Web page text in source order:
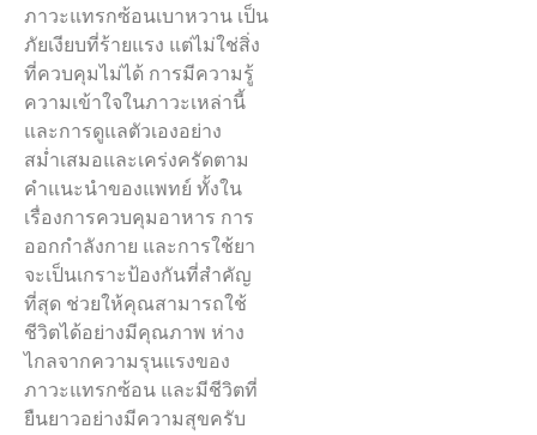
ภาวะแทรกซ้อนเบาหวาน เป็น
ภัยเงียบที่ร้ายแรง แต่ไม่ใช่สิ่ง
ที่ควบคุมไม่ได้ การมีความรู้
ความเข้าใจในภาวะเหล่านี้
และการดูแลตัวเองอย่าง
สม่ำเสมอและเคร่งครัดตาม
คำแนะนำของแพทย์ ทั้งใน
เรื่องการควบคุมอาหาร การ
ออกกำลังกาย และการใช้ยา
จะเป็นเกราะป้องกันที่สำคัญ
ที่สุด ช่วยให้คุณสามารถใช้
ชีวิตได้อย่างมีคุณภาพ ห่าง
ไกลจากความรุนแรงของ
ภาวะแทรกซ้อน และมีชีวิตที่
ยืนยาวอย่างมีความสุขครับ